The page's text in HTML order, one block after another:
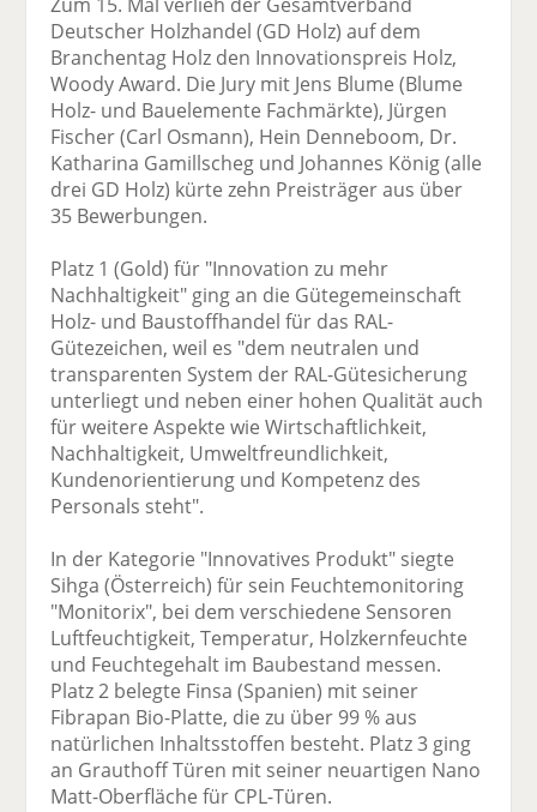
Deutscher Holzhandel (GD Holz) auf dem
Branchentag Holz den Innovationspreis Holz,
Woody Award. Die Jury mit Jens Blume (Blume
Holz- und Bauelemente Fachmärkte), Jürgen
Fischer (Carl Osmann), Hein Denneboom, Dr.
Katharina Gamillscheg und Johannes König (alle
drei GD Holz) kürte zehn Preisträger aus über
35 Bewerbungen.
Platz 1 (Gold) für "Innovation zu mehr
Nachhaltigkeit" ging an die Gütegemeinschaft
Holz- und Baustoffhandel für das RAL-
Gütezeichen, weil es "dem neutralen und
transparenten System der RAL-Gütesicherung
unterliegt und neben einer hohen Qualität auch
für weitere Aspekte wie Wirtschaftlichkeit,
Nachhaltigkeit, Umweltfreundlichkeit,
Kundenorientierung und Kompetenz des
Personals steht".
In der Kategorie "Innovatives Produkt" siegte
Sihga (Österreich) für sein Feuchtemonitoring
"Monitorix", bei dem verschiedene Sensoren
Luftfeuchtigkeit, Temperatur, Holzkernfeuchte
und Feuchtegehalt im Baubestand messen.
Platz 2 belegte Finsa (Spanien) mit seiner
Fibrapan Bio-Platte, die zu über 99 % aus
natürlichen Inhaltsstoffen besteht. Platz 3 ging
an Grauthoff Türen mit seiner neuartigen Nano
Matt-Oberfläche für CPL-Türen.